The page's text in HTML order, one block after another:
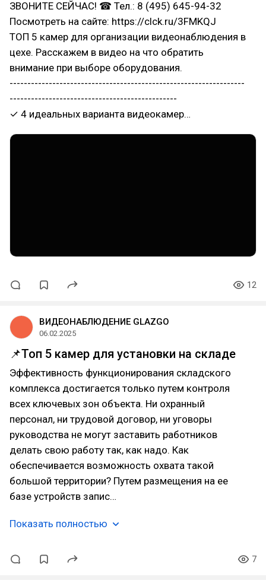
ЗВОНИТЕ СЕЙЧАС! ☎ Тел.: 8 (495) 645-94-32
Посмотреть на сайте: https://clck.ru/3FMKQJ
ТОП 5 камер для организации видеонаблюдения в
цехе. Расскажем в видео на что обратить
внимание при выборе оборудования.
------------------------------------------------------------------
-----------------------------------------------
✓ 4 идеальных варианта видеокамер…
12
ВИДЕОНАБЛЮДЕНИЕ GLAZGO
06.02.2025
📌Топ 5 камер для установки на складе
Эффективность функционирования складского
комплекса достигается только путем контроля
всех ключевых зон объекта. Ни охранный
персонал, ни трудовой договор, ни уговоры
руководства не могут заставить работников
делать свою работу так, как надо. Как
обеспечивается возможность охвата такой
большой территории? Путем размещения на ее
базе устройств запис…
Показать полностью
7